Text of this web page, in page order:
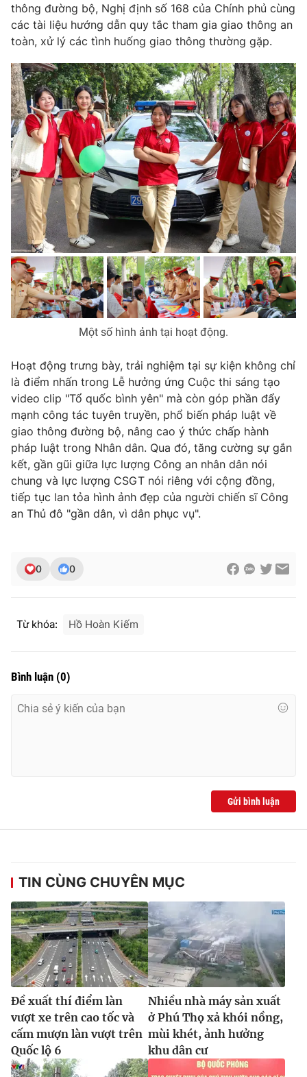
thông đường bộ, Nghị định số 168 của Chính phủ cùng
các tài liệu hướng dẫn quy tắc tham gia giao thông an
toàn, xử lý các tình huống giao thông thường gặp.
Một số hình ảnh tại hoạt động.
Hoạt động trưng bày, trải nghiệm tại sự kiện không chỉ
là điểm nhấn trong Lễ hưởng ứng Cuộc thi sáng tạo
video clip "Tổ quốc bình yên" mà còn góp phần đẩy
mạnh công tác tuyên truyền, phổ biến pháp luật về
giao thông đường bộ, nâng cao ý thức chấp hành
pháp luật trong Nhân dân. Qua đó, tăng cường sự gắn
kết, gần gũi giữa lực lượng Công an nhân dân nói
chung và lực lượng CSGT nói riêng với cộng đồng,
tiếp tục lan tỏa hình ảnh đẹp của người chiến sĩ Công
an Thủ đô "gần dân, vì dân phục vụ".
0 0
Từ khóa: Hồ Hoàn Kiếm
Bình luận (0)
Gửi bình luận
TIN CÙNG CHUYÊN MỤC
Đề xuất thí điểm làn
vượt xe trên cao tốc và
cấm mượn làn vượt trên
Quốc lộ 6
Nhiều nhà máy sản xuất
ở Phú Thọ xả khói nồng,
mùi khét, ảnh hưởng
khu dân cư